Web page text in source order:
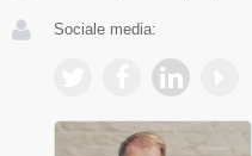
Sociale media: